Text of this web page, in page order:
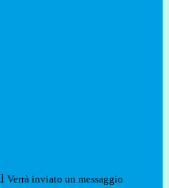
Verrà inviato un messaggio